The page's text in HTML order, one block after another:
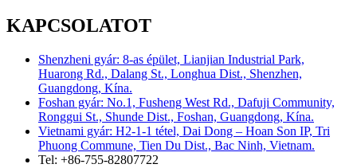
KAPCSOLATOT
Shenzheni gyár: 8-as épület, Lianjian Industrial Park,
Huarong Rd., Dalang St., Longhua Dist., Shenzhen,
Guangdong, Kína.
Foshan gyár: No.1, Fusheng West Rd., Dafuji Community,
Ronggui St., Shunde Dist., Foshan, Guangdong, Kína.
Vietnami gyár: H2-1-1 tétel, Dai Dong – Hoan Son IP, Tri
Phuong Commune, Tien Du Dist., Bac Ninh, Vietnam.
Tel: +86-755-82807722